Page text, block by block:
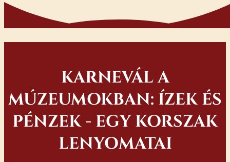
KARNEVÁL A
MÚZEUMOKBAN: ÍZEK ÉS
PÉNZEK - EGY KORSZAK
LENYOMATAI